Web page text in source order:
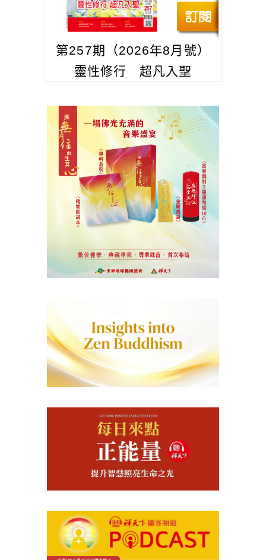
第257期（2026年8月號）
靈性修行 超凡入聖